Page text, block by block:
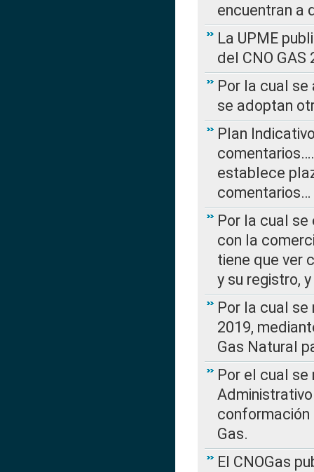
encuentran a
La UPME
del CNO
Por la cual
se adoptan
Plan
establece
comentarios…
Por la cual
con la
tiene que ver
y su registro,
Por la cual
2019,
Gas Natural
Por el cual
conformación
Gas.
El CNOGas